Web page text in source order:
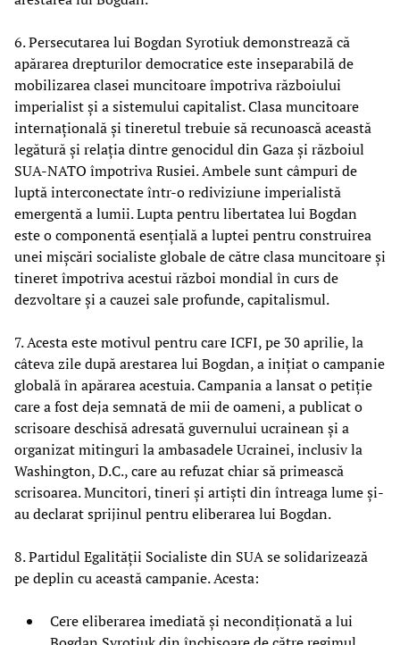
6. Persecutarea lui Bogdan Syrotiuk demonstrează că
apărarea drepturilor democratice este inseparabilă de
mobilizarea clasei muncitoare împotriva războiului
imperialist și a sistemului capitalist. Clasa muncitoare
internațională și tineretul trebuie să recunoască această
legătură și relația dintre genocidul din Gaza și războiul
SUA-NATO împotriva Rusiei. Ambele sunt câmpuri de
luptă interconectate într-o rediviziune imperialistă
emergentă a lumii. Lupta pentru libertatea lui Bogdan
este o componentă esențială a luptei pentru construirea
unei mișcări socialiste globale de către clasa muncitoare și
tineret împotriva acestui război mondial în curs de
dezvoltare și a cauzei sale profunde, capitalismul.
7. Acesta este motivul pentru care ICFI, pe 30 aprilie, la
câteva zile după arestarea lui Bogdan, a inițiat o campanie
globală în apărarea acestuia. Campania a lansat o petiție
care a fost deja semnată de mii de oameni, a publicat o
scrisoare deschisă adresată guvernului ucrainean și a
organizat mitinguri la ambasadele Ucrainei, inclusiv la
Washington, D.C., care au refuzat chiar să primească
scrisoarea. Muncitori, tineri și artiști din întreaga lume și-
au declarat sprijinul pentru eliberarea lui Bogdan.
8. Partidul Egalității Socialiste din SUA se solidarizează
pe deplin cu această campanie. Acesta:
Cere eliberarea imediată și necondiționată a lui